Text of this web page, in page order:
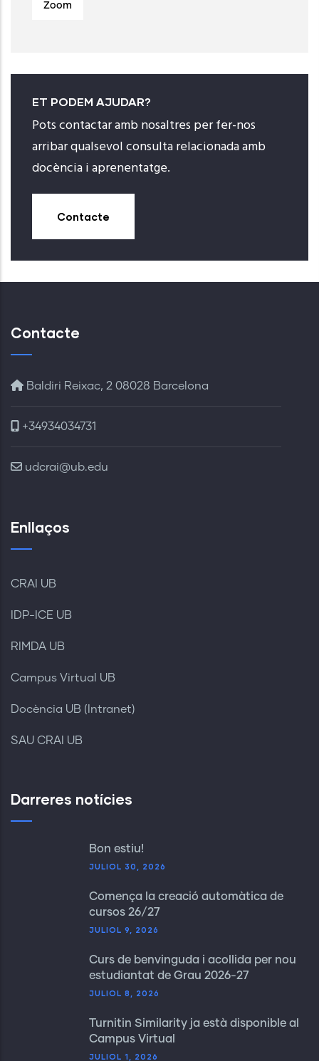
Zoom
ET PODEM AJUDAR?
Pots contactar amb nosaltres per fer-nos
arribar qualsevol consulta relacionada amb
docència i aprenentatge.
Contacte
Contacte
Baldiri Reixac, 2 08028 Barcelona
+34934034731
udcrai@ub.edu
Enllaços
CRAI UB
IDP-ICE UB
RIMDA UB
Campus Virtual UB
Docència UB (Intranet)
SAU CRAI UB
Darreres notícies
Bon estiu!
JULIOL 30, 2026
Comença la creació automàtica de
cursos 26/27
JULIOL 9, 2026
Curs de benvinguda i acollida per nou
estudiantat de Grau 2026-27
JULIOL 8, 2026
Turnitin Similarity ja està disponible al
Campus Virtual
JULIOL 1, 2026